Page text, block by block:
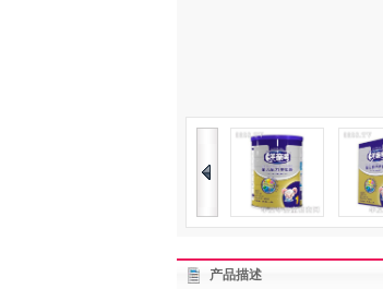
产品描述